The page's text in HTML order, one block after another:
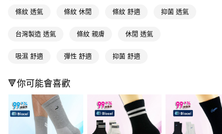
AFTEE先享後付是「在收到商品之後才付款」的支付方式。 讓您購物簡單
１．簡單：不需註冊會員、不需綁卡、不需儲值。
結帳頁面，進行簡訊認證並確認金額後，即可完成結帳。
２．訂單成立數日內，您將收到繳費通知簡訊。
３．收到繳費通知簡訊後14天內，點擊此簡訊中的連結，可透過四大超商／
ATM／網路銀行／等多元方式進行付款，方視為交易完成。
※ 請注意：結帳手續完成當下不需立刻繳費，但若您需要取消訂單，請聯絡
購買商品的店家。未經商家同意取消之訂單仍視為有效，需透過AFTEE先享
即享券
運送方式
全家取貨付款
付款後全家取貨
每筆NT$65，滿NT$390(含以上)免運費
萊爾富取貨付款
每筆NT$65，滿NT$490(含以上)免運費
條紋 透氣 條紋 休閒 條紋 舒適 抑菌 透氣
台灣製造 透氣 條紋 親膚 休閒 透氣
吸濕 舒適 彈性 舒適 抑菌 舒適
🔻你可能會喜歡